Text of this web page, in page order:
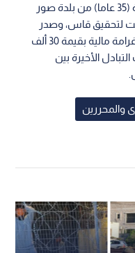
يذكر أن الأسيرة المقدسية فدوى حمادة (35 عاما) من بلدة صور
عام 2017، وتعرضت لتحقيق قاس، وصدر
بحقها حكما بالسجن لمدة 10 سنوات، وغرامة مالية بقيمة 30 ألف
الأخيرة بين
والمحررين